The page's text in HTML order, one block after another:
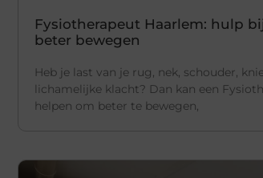
Fysiotherapeut Haarlem: hulp
beter bewegen
Heb je last van je rug, nek, schouder,
lichamelijke klacht? Dan kan een
helpen om beter te bewegen,